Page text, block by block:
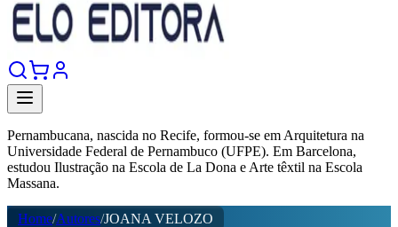
Pernambucana, nascida no Recife, formou-se em Arquitetura na
Universidade Federal de Pernambuco (UFPE). Em Barcelona,
estudou Ilustração na Escola de La Dona e Arte têxtil na Escola
Massana.
Home/Autores/JOANA VELOZO